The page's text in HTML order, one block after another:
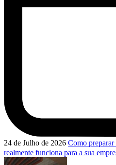
24 de Julho de 2026 Como preparar
realmente funciona para a sua